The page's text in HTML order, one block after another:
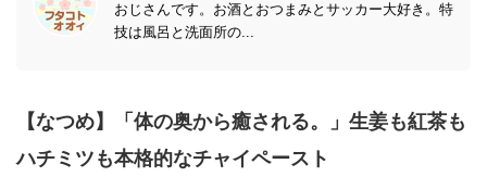
おじさんです。お酒とおつまみとサッカー大好き。特
技は風呂と洗面所の...
【なつめ】「体の奥から癒される。」生姜も紅茶も
ハチミツも本格的なチャイペースト